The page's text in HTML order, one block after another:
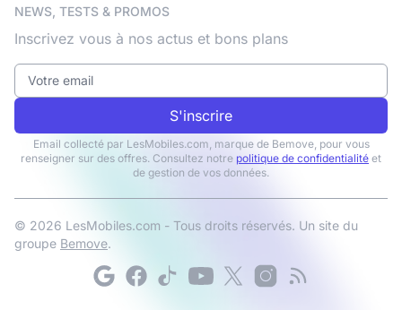
NEWS, TESTS & PROMOS
Inscrivez vous à nos actus et bons plans
S'inscrire
Email collecté par LesMobiles.com, marque de Bemove, pour vous
renseigner sur des offres. Consultez notre politique de confidentialité et
de gestion de vos données.
© 2026 LesMobiles.com - Tous droits réservés. Un site du
groupe Bemove.